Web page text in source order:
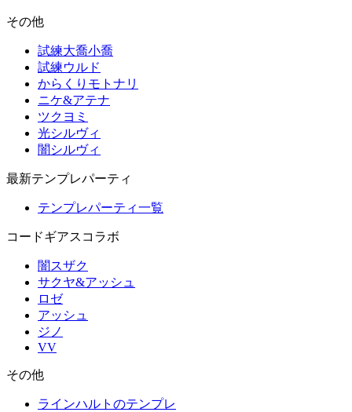
その他
試練大喬小喬
試練ウルド
からくりモトナリ
ニケ&アテナ
ツクヨミ
光シルヴィ
闇シルヴィ
最新テンプレパーティ
テンプレパーティ一覧
コードギアスコラボ
闇スザク
サクヤ&アッシュ
ロゼ
アッシュ
ジノ
VV
その他
ラインハルトのテンプレ